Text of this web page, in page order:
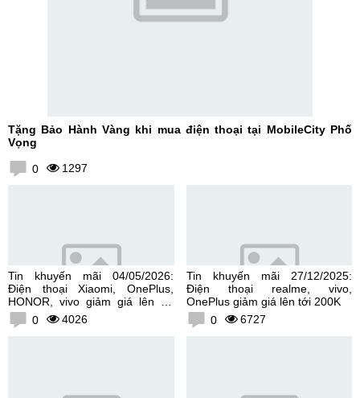
Tặng Bảo Hành Vàng khi mua điện thoại tại MobileCity Phố
Vọng
0 1297
Tin khuyến mãi 04/05/2026:
Điện thoại Xiaomi, OnePlus,
HONOR, vivo giảm giá lên tới
300K0 4026
Tin khuyến mãi 27/12/2025:
Điện thoại realme, vivo,
OnePlus giảm giá lên tới 200K
0
6727